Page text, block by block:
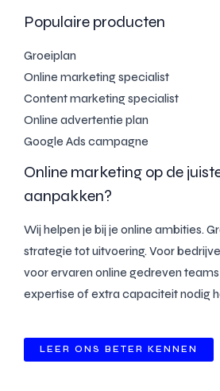
Populaire producten
Groeiplan
Online marketing specialist
Content marketing specialist
Online advertentie plan
Google Ads campagne
Online marketing op de
aanpakken?
Wij helpen je bij je online ambities.
strategie tot uitvoering. Voor
voor ervaren online gedreven
expertise of extra capaciteit nodig
LEER ONS BETER KENNEN